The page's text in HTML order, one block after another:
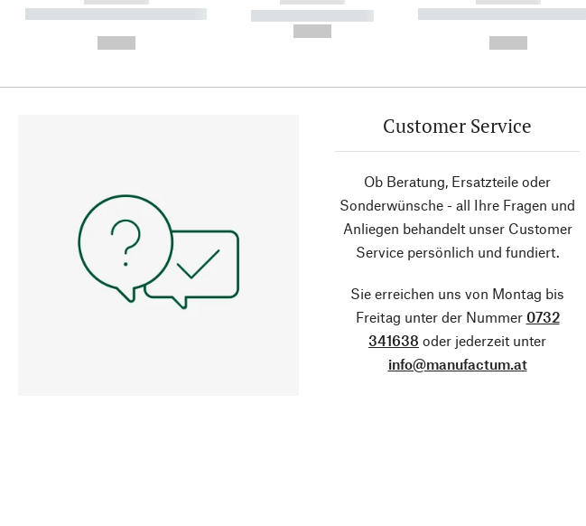
----------- ----------- ----------
----------- -----------
----------- -----------
Customer Service
Ob Beratung, Ersatzteile oder
Sonderwünsche - all Ihre Fragen und
Anliegen behandelt unser Customer
Service persönlich und fundiert.
Sie erreichen uns von Montag bis
Freitag unter der Nummer 0732
341638 oder jederzeit unter
info@manufactum.at